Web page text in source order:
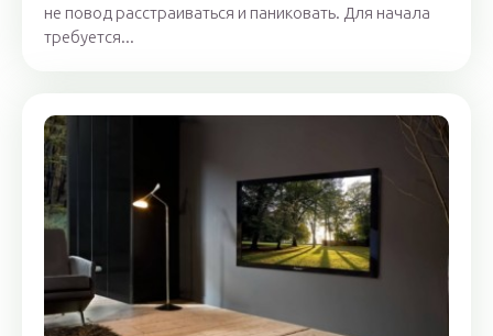
не повод расстраиваться и паниковать. Для начала
требуется...